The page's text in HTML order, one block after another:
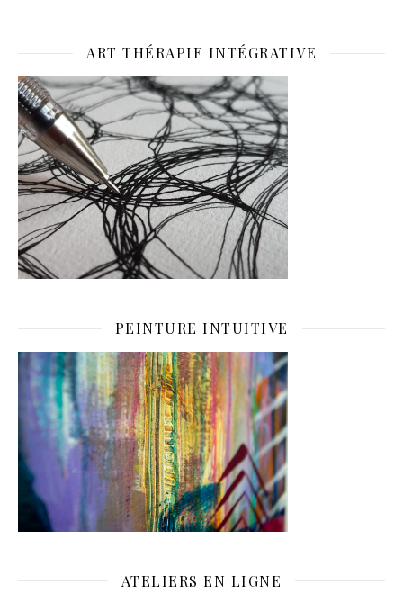
ART THÉRAPIE INTÉGRATIVE
PEINTURE INTUITIVE
ATELIERS EN LIGNE